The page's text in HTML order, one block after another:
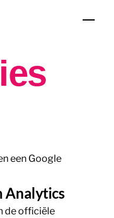
een Google
Analytics
de officiële